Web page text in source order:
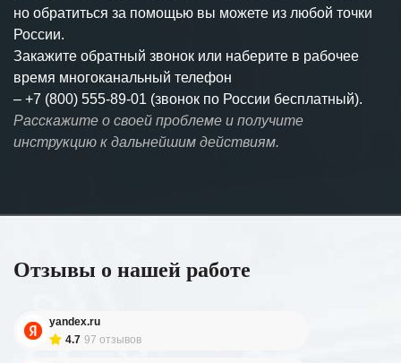
но обратиться за помощью вы можете из любой точки
России.
Закажите обратный звонок или наберите в рабочее
время многоканальный телефон
– +7 (800) 555-89-01 (звонок по России бесплатный).
Расскажите о своей проблеме и получите
инструкцию к дальнейшим действиям.
Отзывы о нашей работе
yandex.ru
4.7 97 отзывов